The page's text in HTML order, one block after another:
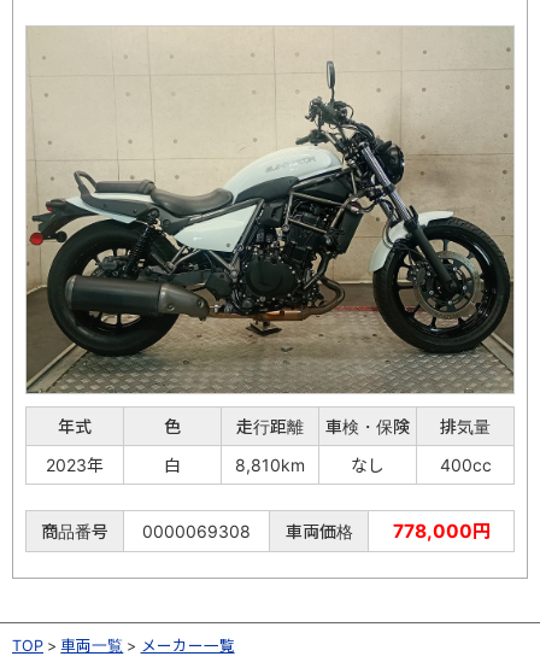
年式 色 走行距離 車検・保険
排気量
2023年
白 8,810km なし 400cc
商品番号 0000069308 車両価格 778,000円
TOP 車両一覧 メーカー一覧